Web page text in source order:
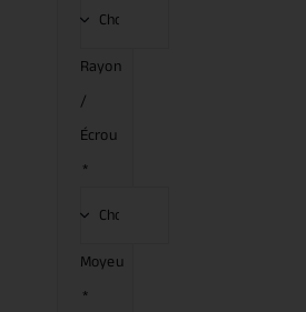
Rayon
/
Écrou
*
Moyeu
*